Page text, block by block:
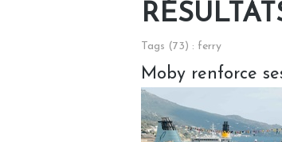
Tags (73) : ferry
Moby renforce